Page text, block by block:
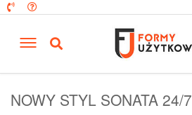
NOWY STYL SONATA 24/7